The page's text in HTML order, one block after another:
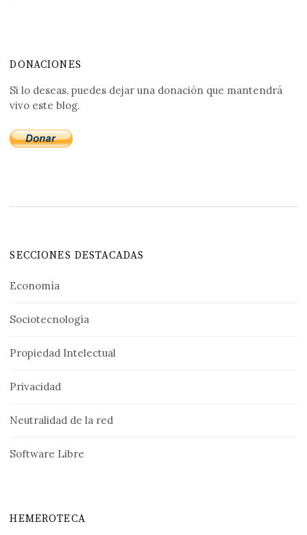
DONACIONES
Si lo deseas, puedes dejar una donación que mantendrá
vivo este blog.
SECCIONES DESTACADAS
Economía
Sociotecnología
Propiedad Intelectual
Privacidad
Neutralidad de la red
Software Libre
HEMEROTECA